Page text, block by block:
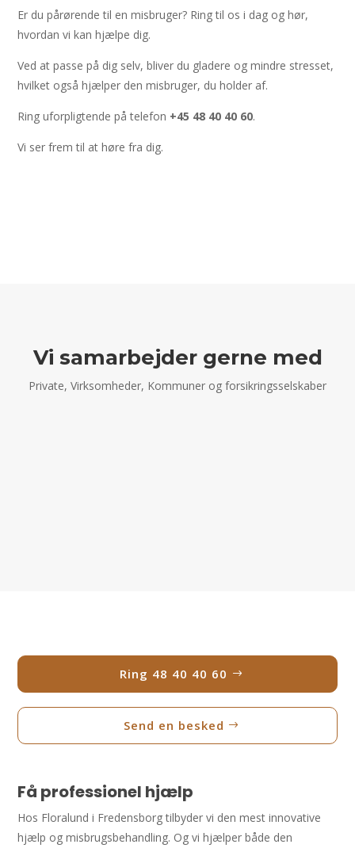
Er du pårørende til en misbruger? Ring til os i dag og hør,
hvordan vi kan hjælpe dig.
Ved at passe på dig selv, bliver du gladere og mindre stresset,
hvilket også hjælper den misbruger, du holder af.
Ring uforpligtende på telefon +45 48 40 40 60.
Vi ser frem til at høre fra dig.
Vi samarbejder gerne med
Private, Virksomheder, Kommuner og forsikringsselskaber
Ring 48 40 40 60
Send en besked
Få professionel hjælp
Hos Floralund i Fredensborg tilbyder vi den mest innovative
hjælp og misbrugsbehandling. Og vi hjælper både den